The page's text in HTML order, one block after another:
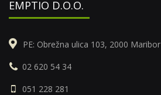
EMPTIO D.O.O.
PE: Obrežna ulica 103, 2000 Maribor
02 620 54 34
051 228 281